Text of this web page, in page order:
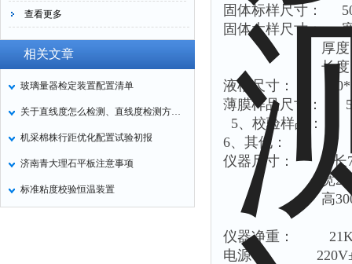
查看更多
相关文章
玻璃量器检定装置配置清单
关于直线度怎么检测、直线度检测方法——直线度检测设备
机采棉株行距优化配置试验初报
济南青大理石平板注意事项
标准粘度校验恒温装置
固体标样尺寸：
固体大样尺寸：
厚度：
长度：不
液槽尺寸：
薄膜样品尺寸：
5、校验样品：
6、其他：
仪器尺寸： 长
宽
高
仪器净重：
电源：